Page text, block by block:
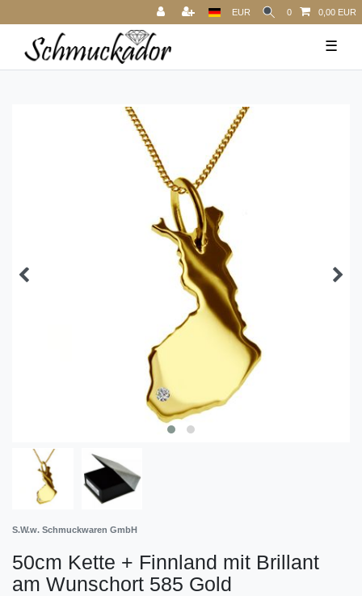
EUR 0 0,00 EUR
☰
S.W.w. Schmuckwaren GmbH
50cm Kette + Finnland mit Brillant
am Wunschort 585 Gold